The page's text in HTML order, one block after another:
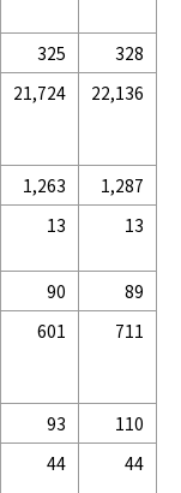
325
328
21,724 22,136
1,263
1,287
13 13
90
89
601 711
93
110
44 44